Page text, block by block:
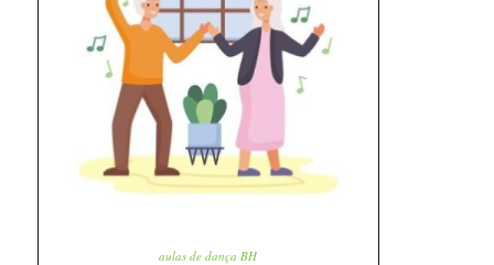
aulas de dança BH